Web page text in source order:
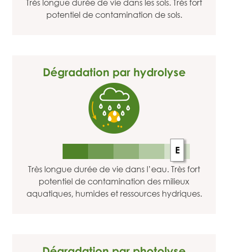
Très longue durée de vie dans les sols. Très fort
potentiel de contamination de sols.
Dégradation par hydrolyse
E
Très longue durée de vie dans l’eau. Très fort
potentiel de contamination des milieux
aquatiques, humides et ressources hydriques.